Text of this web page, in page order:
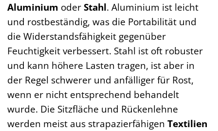
Aluminium oderStahl. Aluminium ist leicht
und rostbeständig, was die Portabilität und
die Widerstandsfähigkeit gegenüber
Feuchtigkeit verbessert. Stahl ist oft robuster
und kann höhere Lasten tragen, ist aber in
der Regel schwerer und anfälliger für Rost,
wenn er nicht entsprechend behandelt
wurde. Die Sitzfläche und Rückenlehne
werden meist aus strapazierfähigen Textilien